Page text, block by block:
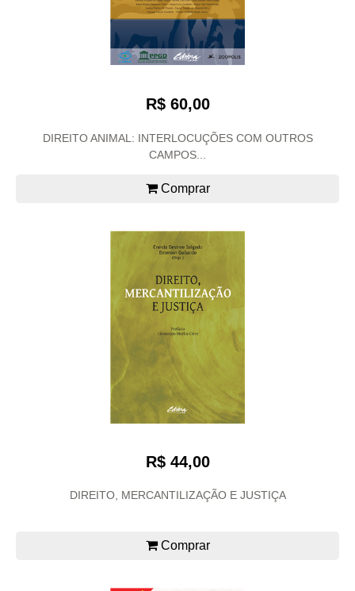
R$ 60,00
DIREITO ANIMAL: INTERLOCUÇÕES COM OUTROS
CAMPOS...
Comprar
R$ 44,00
DIREITO, MERCANTILIZAÇÃO E JUSTIÇA
Comprar